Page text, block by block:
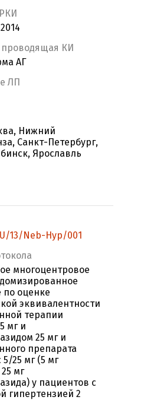
КИ
АГ
ЛП
Нижний
Санкт-Петербург,
Ярославль
13/Neb-Hyp/001
многоцентровое
по оценке
эквивалентности
терапии
мг и
25 мг и
препарата
25 мг (5 мг
мг
у пациентов с
гипертензией 2